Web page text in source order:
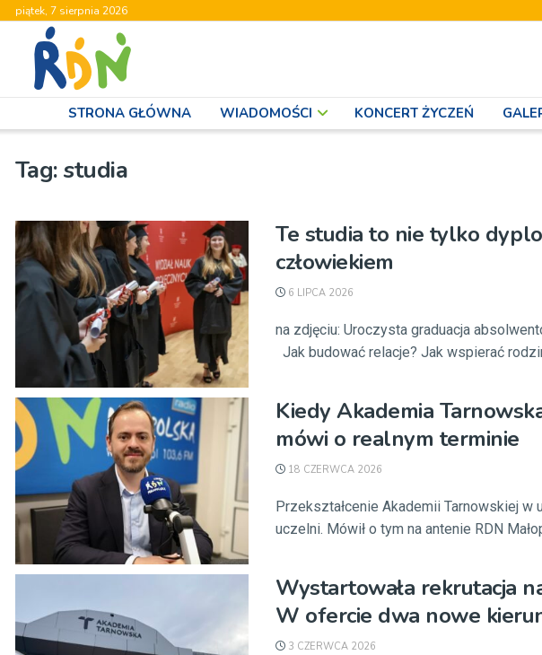
piątek, 7 sierpnia 2026
STRONA GŁÓWNA WIADOMOŚCI KONCERT ŻYCZEŃ
Tag:studia
Te studia to nie tylko
człowiekiem
6 LIPCA 2026
na zdjęciu: Uroczysta graduacja
Jak budować relacje? Jak wspierać
Kiedy Akademia
mówi o realnym terminie
18 CZERWCA 2026
Przekształcenie Akademii Tarnowskiej
uczelni. Mówił o tym na antenie RDN
Wystartowała rekrutacja
W ofercie dwa nowe
3 CZERWCA 2026